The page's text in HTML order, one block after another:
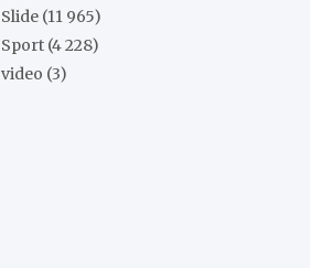
Slide (11 965)
Sport (4 228)
video (3)